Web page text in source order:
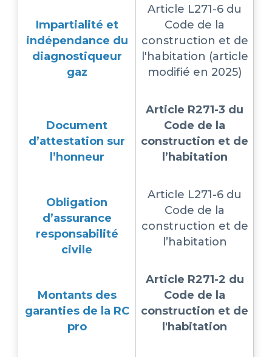
Impartialité et
indépendance du
diagnostiqueur
gaz
Article L271-6 du
Code de la
construction et de
l'habitation (article
modifié en 2025)
Document
d’attestation sur
l’honneur
Article R271-3 du
Code de la
construction et de
l’habitation
Obligation
d’assurance
responsabilité
civile
Article L271-6 du
Code de la
construction et de
l’habitation
Montants des
garanties de la RC
pro
Article R271-2 du
Code de la
construction et de
l'habitation